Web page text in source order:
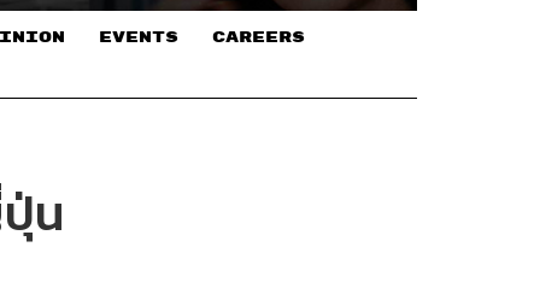
EVENTS CAREERS
น